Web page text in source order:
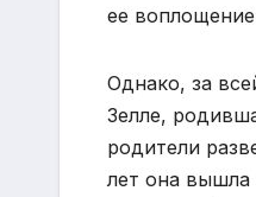
ее
Однако, за
Зелле,
родители
лет она вышла